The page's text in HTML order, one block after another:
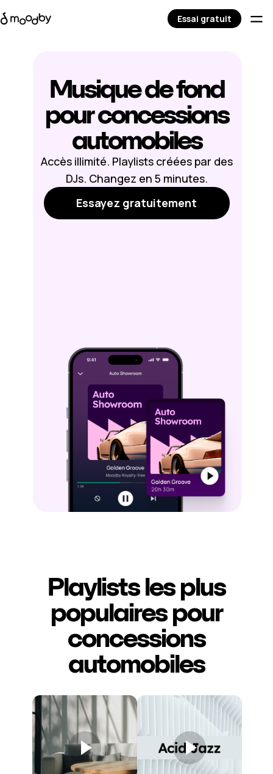
Musique de fond
pour concessions
automobiles
Accès illimité. Playlists créées par des
DJs. Changez en 5 minutes.
Essayez gratuitement
Playlists les plus
populaires pour
concessions
automobiles
Essai gratuit